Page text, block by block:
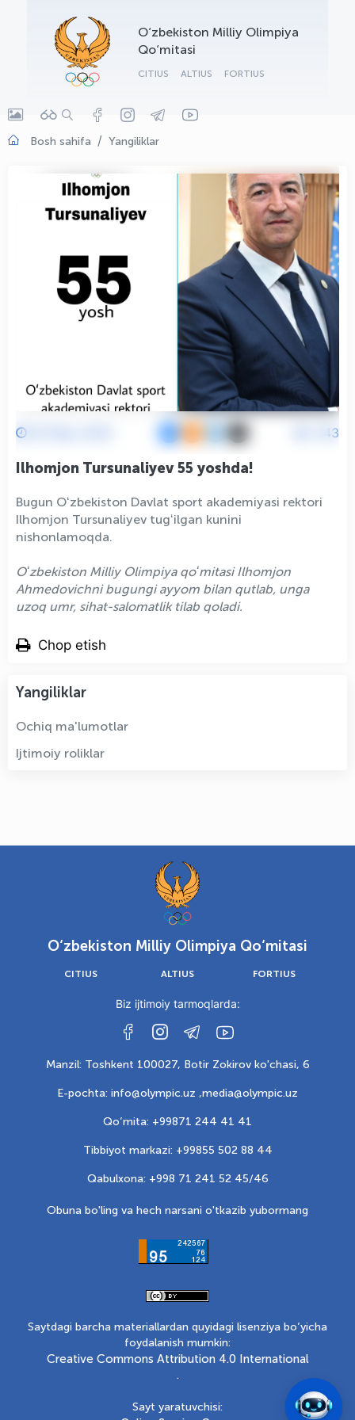
O‘zbekiston Milliy Olimpiya
Qo‘mitasi
CITIUS ALTIUS FORTIUS
Bosh sahifa Yangiliklar
643
Ilhomjon Tursunaliyev 55 yoshda!
Bugun Oʻzbekiston Davlat sport akademiyasi rektori
Ilhomjon Tursunaliyev tugʻilgan kunini
nishonlamoqda.
Oʻzbekiston Milliy Olimpiya qoʻmitasi Ilhomjon
Ahmedovichni bugungi ayyom bilan qutlab, unga
uzoq umr, sihat-salomatlik tilab qoladi.
Chop etish
Yangiliklar
Ochiq ma'lumotlar
Ijtimoiy roliklar
O‘zbekiston Milliy Olimpiya Qo‘mitasi
CITIUS ALTIUS FORTIUS
Biz ijtimoiy tarmoqlarda:
Manzil: Toshkent 100027, Botir Zokirov ko'chasi, 6
E-pochta: info@olympic.uz ,media@olympic.uz
Qo‘mita: +99871 244 41 41
Tibbiyot markazi: +99855 502 88 44
Qabulxona: +998 71 241 52 45/46
Obuna bo'ling va hech narsani o'tkazib yubormang
Saytdagi barcha materiallardan quyidagi lisenziya bo‘yicha
foydalanish mumkin:
Creative Commons Attribution 4.0 International
.
Sayt yaratuvchisi:
OLYMPCHIK AI - yordamchi
Onlayn · olympic.uz